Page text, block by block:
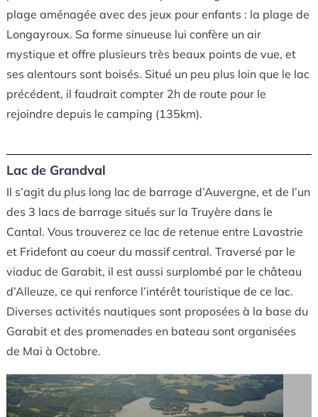
plage aménagée avec des jeux pour enfants : la plage de
Longayroux. Sa forme sinueuse lui confère un air
mystique et offre plusieurs très beaux points de vue, et
ses alentours sont boisés. Situé un peu plus loin que le lac
précédent, il faudrait compter 2h de route pour le
rejoindre depuis le camping (135km).
Lac de Grandval
Il s’agit du plus long lac de barrage d’Auvergne, et de l’un
des 3 lacs de barrage situés sur la Truyère dans le
Cantal. Vous trouverez ce lac de retenue entre Lavastrie
et Fridefont au coeur du massif central. Traversé par le
viaduc de Garabit, il est aussi surplombé par le château
d’Alleuze, ce qui renforce l’intérêt touristique de ce lac.
Diverses activités nautiques sont proposées à la base du
Garabit et des promenades en bateau sont organisées
de Mai à Octobre.